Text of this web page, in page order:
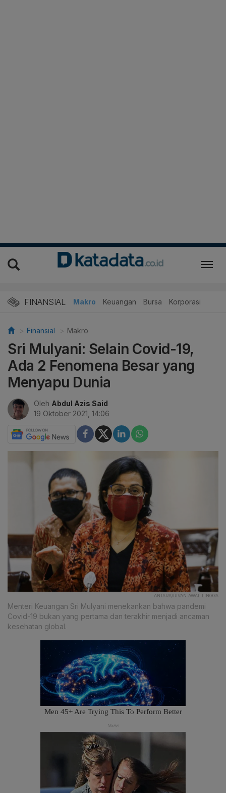
FINANSIAL Makro Keuangan Bursa Korporasi
Finansial Makro
Sri Mulyani: Selain Covid-19,
Ada 2 Fenomena Besar yang
Menyapu Dunia
Oleh Abdul Azis Said
19 Oktober 2021, 14:06
ANTARA/RIVAN AWAL LINGGA
Menteri Keuangan Sri Mulyani menekankan bahwa pandemi
Covid-19 bukan yang pertama dan terakhir menjadi ancaman
kesehatan global.